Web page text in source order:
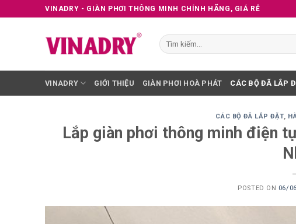
to
VINADRY - GIÀN PHƠI THÔNG MINH CHÍNH HÃNG, GIÁ RẺ
Tìm
kiếm:
VINADRY GIỚI THIỆU GIÀN PHƠI HOÀ PHÁT CÁC BỘ ĐÃ LẮP
CÁC BỘ ĐÃ LẮP ĐẶT,
Lắp giàn phơi thông minh điện
POSTED ON 06/